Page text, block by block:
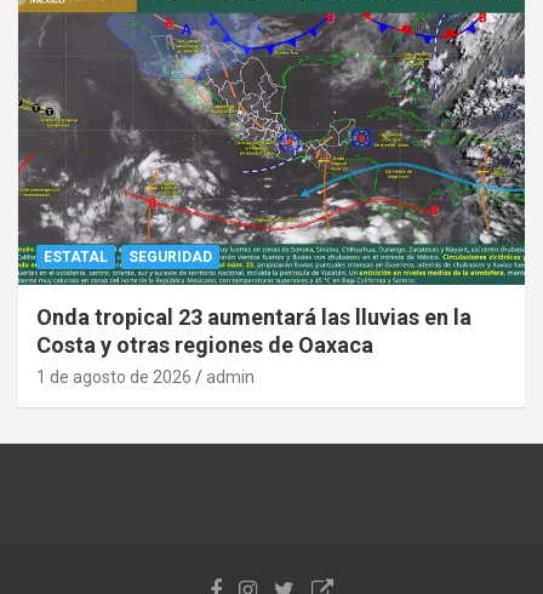
ESTATAL SEGURIDAD
Onda tropical 23 aumentará las lluvias en la
Costa y otras regiones de Oaxaca
1 de agosto de 2026 admin